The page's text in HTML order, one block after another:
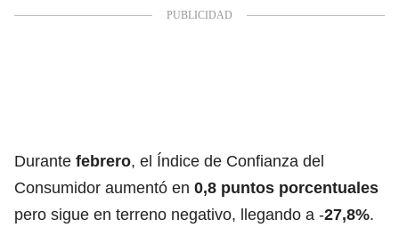
Durante febrero, el Índice de Confianza del
Consumidor aumentó en 0,8 puntos porcentuales
pero sigue en terreno negativo, llegando a -27,8%.